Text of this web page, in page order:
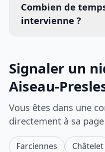
Combien de
intervienne ?
Signaler un
Aiseau-
Vous êtes dans une
directement à sa
Farciennes Châtelet